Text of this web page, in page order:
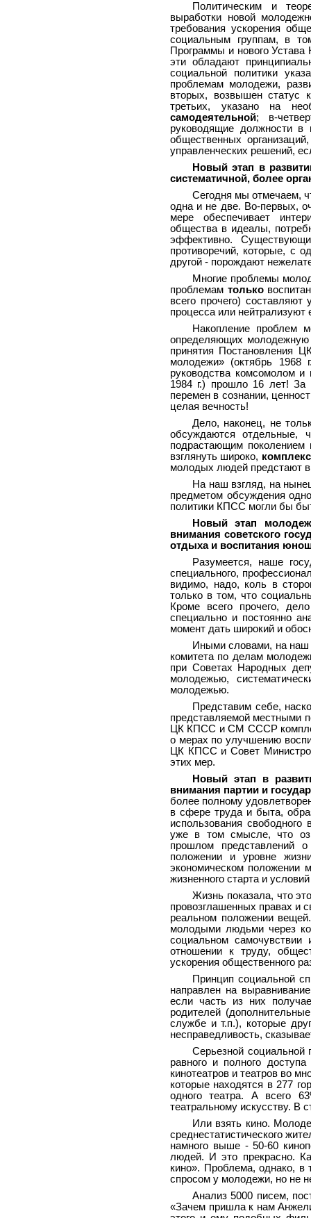
Политическим и
выработки новой
требования ускорения
социальным группам, в
Программы и нового
эти обладают
социальной политики
проблемам молодежи,
вторых, возвышен статус
третьих, указано на
самодеятельной; в-
руководящие должности в
общественных
управленческих решений,
Новый этап в
систематичной, более
Сегодня мы отмечаем,
одна и не две. Во-первых,
мере обеспечивает
общества в идеалы,
эффективно.
противоречий, которые, с
другой - порождают
Многие проблемы
проблемам только
всего прочего)
процесса или нейтрализуют
Накопление проблем
определяющих молодежную
принятия Постановления
молодежи» (октябрь
руководства комсомолом
1984 г.) прошло 16 лет! За
перемен в сознании,
целая вечность!
Дело, наконец, не
обсуждаются отдельные,
подрастающим
взглянуть широко,
молодых людей предстают
На наш взгляд, на
предметом обсуждения
политики КПСС могли бы
Новый этап
внимания советского
отдыха и воспитания
Разумеется, наше
специального,
видимо, надо, коль в
только в том, что
Кроме всего прочего,
специально и постоянно
момент дать широкий и
Иными словами, на наш
комитета по делам
при Советах Народных
молодежью,
молодежью.
Представим себе,
представляемой местными
ЦК КПСС и СМ СССР
о мерах по улучшению
ЦК КПСС и Совет
этих мер.
Новый этап в
внимания партии и
более полному
в сфере труда и быта,
использования
уже в том смысле, что
прошлом представлений
положении и уровне
экономическом положении
жизненного старта и
Жизнь показала, что
провозглашенных правах и
реальном положении
молодыми людьми через
социальном
отношении к труду,
ускорения общественного
Принцип социальной
направлен на
если часть из них
родителей
службе и т.п.), которые
несправедливость,
Серьезной социальной
равного и полного
кинотеатров и театров во
которые находятся в 277
одного театра. А всего
театральному искусству. В
Или взять кино.
среднестатистического
намного выше - 50-60
людей. И это прекрасно.
кино». Проблема, однако, в
спросом у молодежи, но не
Анализ 5000 писем,
«Зачем пришла к нам